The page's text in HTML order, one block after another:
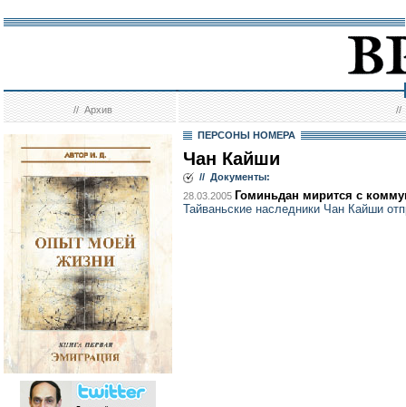
//Архив //
ПЕРСОНЫ НОМЕРА
Чан Кайши
// Документы:
28.03.2005 Гоминьдан мирится с
Тайваньские наследники Чан Кайши